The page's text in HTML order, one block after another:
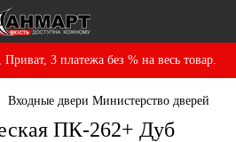
3 платежа без % на весь товар.
Входные двери Министерство дверей
ПК-262+ Дуб